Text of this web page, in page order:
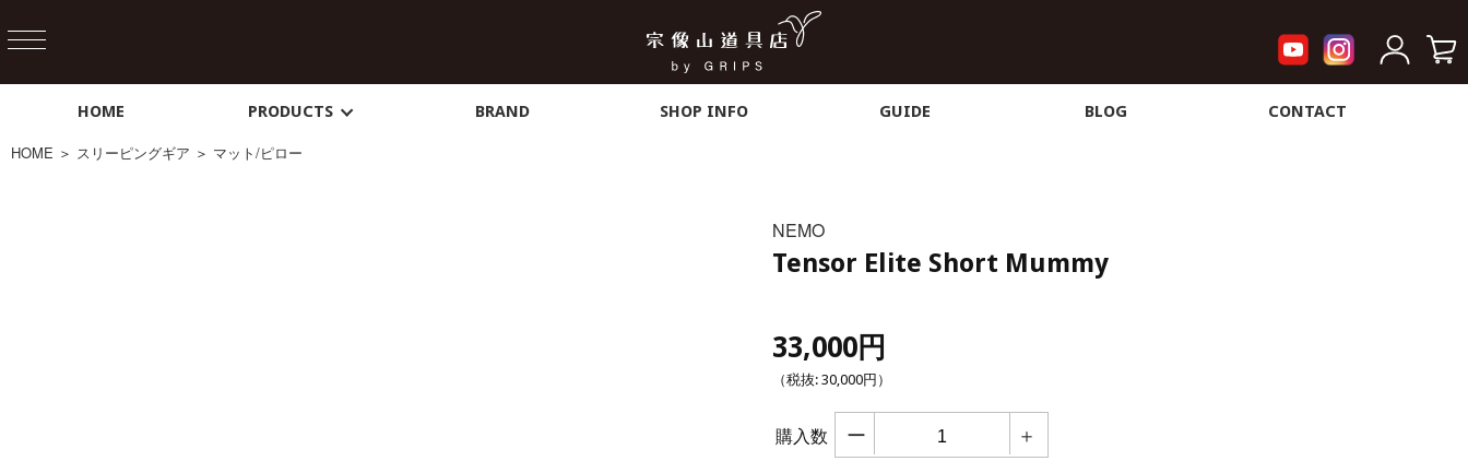
HOME PRODUCTS BRAND SHOP INFO GUIDE BLOG CONTACT
HOME ＞ スリーピングギア ＞ マット/ピロー
NEMO
Tensor Elite Short Mummy
33,000円
（税抜: 30,000円 ）
購入数 ー ＋